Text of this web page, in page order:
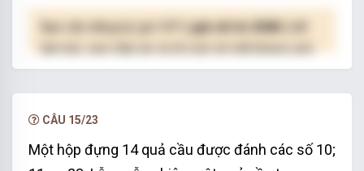
( giá chỉ từ 250K )
hạn.
CÂU 15/23
Một hộp đựng 14 quả cầu được đánh các số 10;